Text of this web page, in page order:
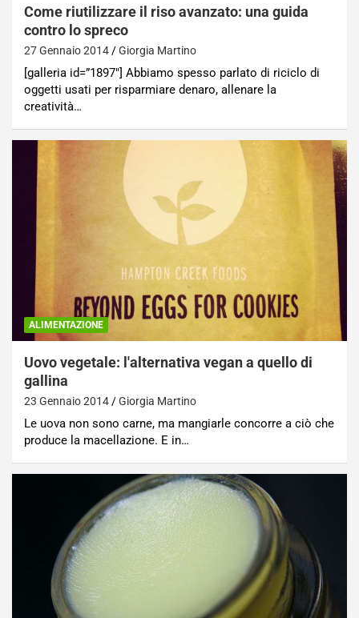
Come riutilizzare il riso avanzato: una guida
contro lo spreco
27 Gennaio 2014 Giorgia Martino
[galleria id=”1897″] Abbiamo spesso parlato di riciclo di
oggetti usati per risparmiare denaro, allenare la
creatività…
ALIMENTAZIONE
Uovo vegetale: l'alternativa vegan a quello di
gallina
23 Gennaio 2014 Giorgia Martino
Le uova non sono carne, ma mangiarle concorre a ciò che
produce la macellazione. E in…